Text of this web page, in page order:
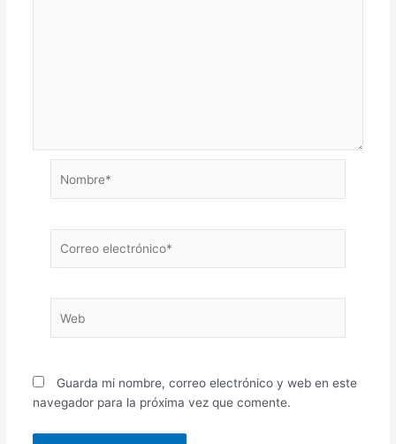
electrónico*
Guarda mi nombre, correo electrónico y web en este
navegador para la próxima vez que comente.